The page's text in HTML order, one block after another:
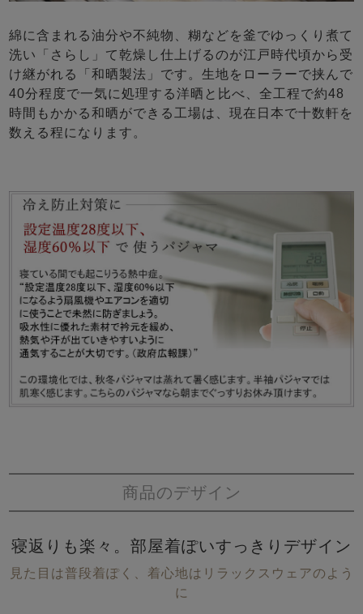
綿に含まれる油分や不純物、糊などを釜でゆっくり煮て
洗い「さらし」て乾燥し仕上げるのが江戸時代頃から受
け継がれる「和晒製法」です。生地をローラーで挟んで
40分程度で一気に処理する洋晒と比べ、全工程で約48
時間もかかる和晒ができる工場は、現在日本で十数軒を
数える程になります。
商品のデザイン
寝返りも楽々。部屋着ぽいすっきりデザイン
見た目は普段着ぽく、着心地はリラックスウェアのよう
に